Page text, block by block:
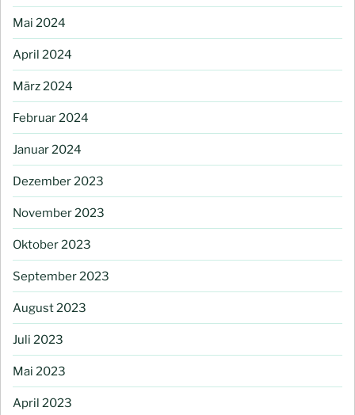
Mai 2024
April 2024
März 2024
Februar 2024
Januar 2024
Dezember 2023
November 2023
Oktober 2023
September 2023
August 2023
Juli 2023
Mai 2023
April 2023